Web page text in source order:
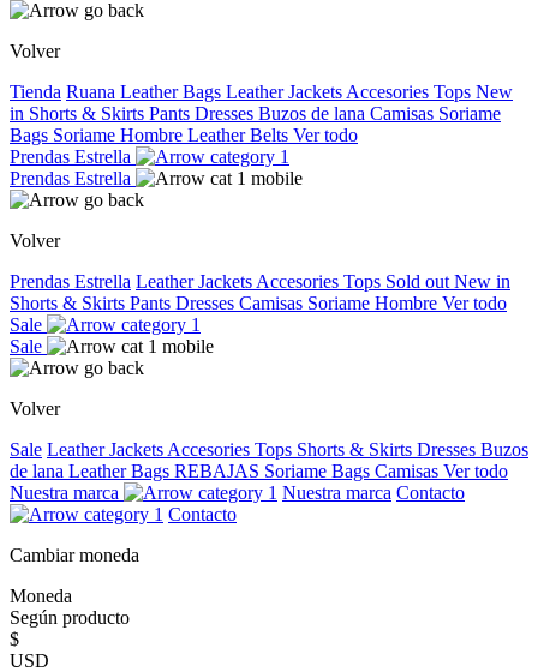
Volver
Tienda Ruana Leather Bags Leather Jackets Accesories Tops New
in Shorts & Skirts Pants Dresses Buzos de lana Camisas Soriame
Bags Soriame Hombre Leather Belts Ver todo
Prendas Estrella
Prendas Estrella
Volver
Prendas Estrella Leather Jackets Accesories Tops Sold out New in
Shorts & Skirts Pants Dresses Camisas Soriame Hombre Ver todo
Sale
Sale
Volver
Sale Leather Jackets Accesories Tops Shorts & Skirts Dresses Buzos
de lana Leather Bags REBAJAS Soriame Bags Camisas Ver todo
Nuestra marca
Nuestra marca Contacto
Contacto
Cambiar moneda
Moneda
Según producto
$
USD